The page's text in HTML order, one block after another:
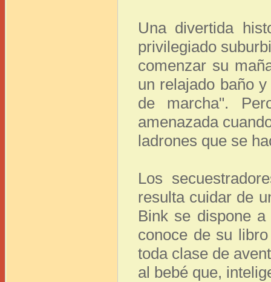
Una divertida
privilegiado
comenzar su
un relajado baño
de marcha".
amenazada
ladrones que se
Los
resulta cuidar de
Bink se dispone
conoce de su
toda clase de
al bebé que,